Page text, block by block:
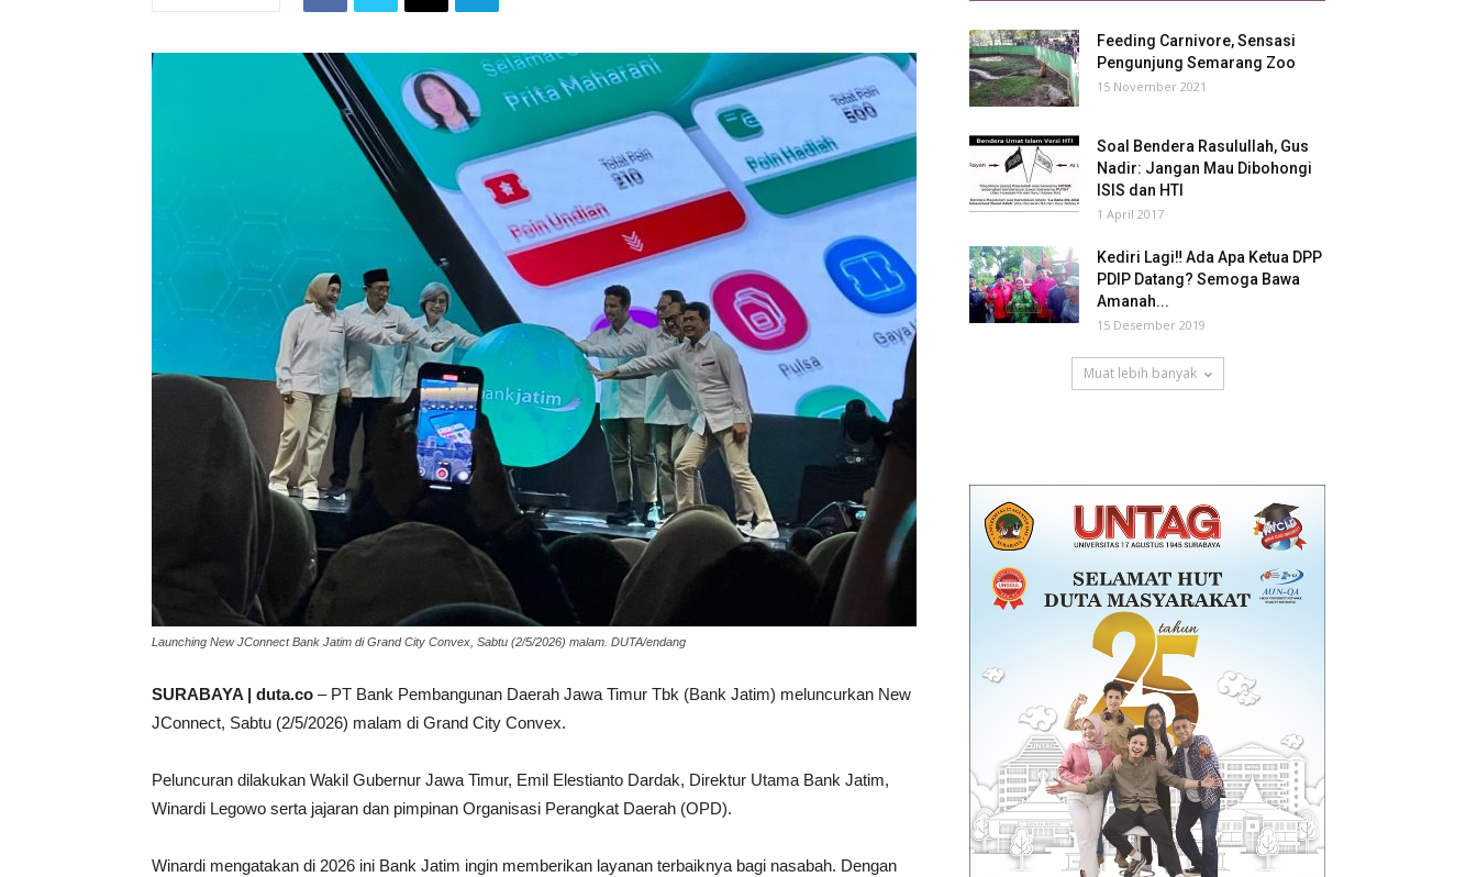
Launching New JConnect Bank Jatim di Grand City Convex, Sabtu (2/5/2026) malam. DUTA/endang
SURABAYA | duta.co – PT Bank Pembangunan Daerah Jawa Timur Tbk (Bank Jatim) meluncurkan New
JConnect, Sabtu (2/5/2026) malam di Grand City Convex.
Peluncuran dilakukan Wakil Gubernur Jawa Timur, Emil Elestianto Dardak, Direktur Utama Bank Jatim,
Winardi Legowo serta jajaran dan pimpinan Organisasi Perangkat Daerah (OPD).
Winardi mengatakan di 2026 ini Bank Jatim ingin memberikan layanan terbaiknya bagi nasabah. Dengan
Feeding Carnivore, Sensasi
Pengunjung Semarang Zoo
15 November 2021
Soal Bendera Rasulullah, Gus
Nadir: Jangan Mau Dibohongi
ISIS dan HTI
1 April 2017
Kediri Lagi‼ Ada Apa Ketua DPP
PDIP Datang? Semoga Bawa
Amanah...
15 Desember 2019
Muat lebih banyak